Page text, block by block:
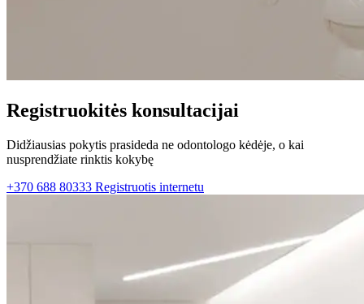
Registruokitės konsultacijai
Didžiausias pokytis prasideda ne odontologo kėdėje, o kai
nusprendžiate rinktis kokybę
+370 688 80333 Registruotis internetu